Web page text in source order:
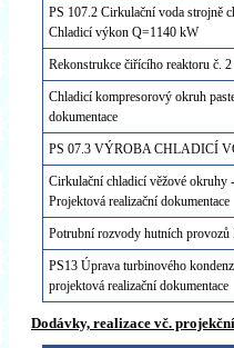
PS 107.2 Cirkulační voda strojně
Chladicí výkon Q=1140 kW
Rekonstrukce čiřícího reaktoru č.
Chladicí kompresorový okruh
dokumentace
PS 07.3 VÝROBA CHLADICÍ
Cirkulační chladicí věžové okruhy
Projektová realizační dokumentace
Potrubní rozvody hutních provozů
PS13 Úprava turbinového
projektová realizační dokumentace
Dodávky, realizace vč.